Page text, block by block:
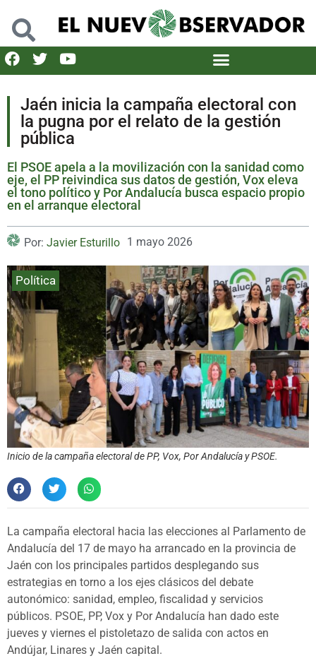
Jaén inicia la campaña electoral con
la pugna por el relato de la gestión
pública
El PSOE apela a la movilización con la sanidad como
eje, el PP reivindica sus datos de gestión, Vox eleva
el tono político y Por Andalucía busca espacio propio
en el arranque electoral
Por: Javier Esturillo 1 mayo 2026
Política
Inicio de la campaña electoral de PP, Vox, Por Andalucía y PSOE.
La campaña electoral hacia las elecciones al Parlamento de
Andalucía del 17 de mayo ha arrancado en la provincia de
Jaén con los principales partidos desplegando sus
estrategias en torno a los ejes clásicos del debate
autonómico: sanidad, empleo, fiscalidad y servicios
públicos. PSOE, PP, Vox y Por Andalucía han dado este
jueves y viernes el pistoletazo de salida con actos en
Andújar, Linares y Jaén capital.